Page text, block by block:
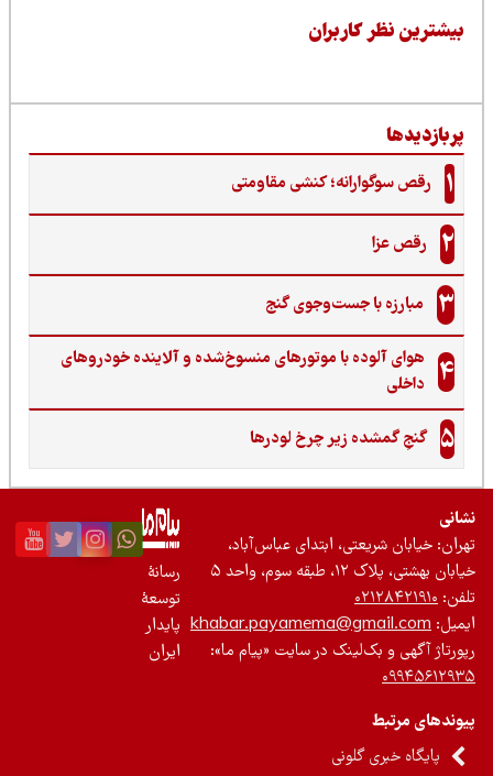
نظر کاربران
رقص سوگوارانه؛ کنشی مقاومتی
رقص عزا
مبارزه با جست‌وجوی گنج‌
هوای آلوده با موتورهای منسوخ‌شده و آلاینده خودروهای
داخلی
گنجِ گمشده زیر چرخ لودرها
خیابان شریعتی، ابتدای عباس‌آباد،
بهشتی، پلاک ۱۲، طبقه سوم، واحد ۵
۰۲۱۲۸۴۲۱۹۱۰
khabar.payamema@gmail.com
آگهی و بک‌لینک در سایت «پیام ما»:
مرتبط
پایگاه خبری گلونی
رسانۀ
توسعۀ
پایدار
ایران